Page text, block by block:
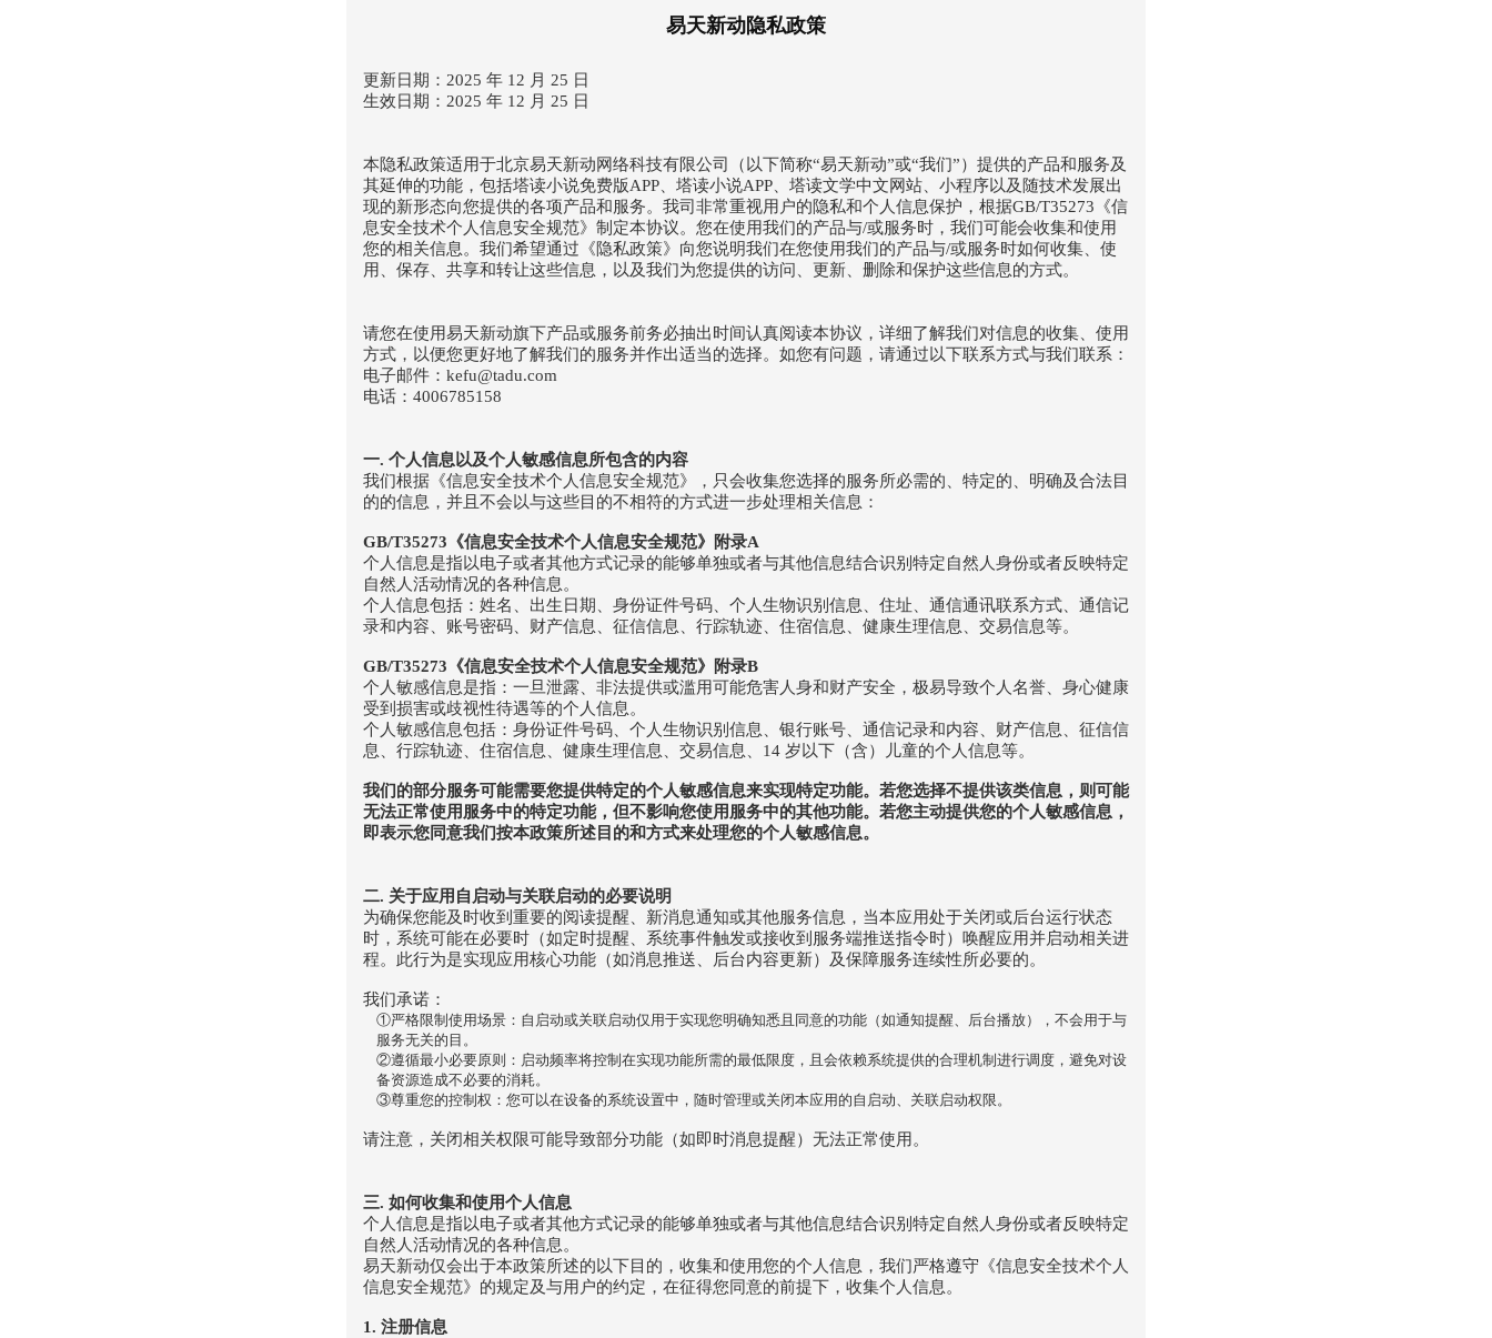
易天新动隐私政策
更新日期：2025 年 12 月 25 日
生效日期：2025 年 12 月 25 日
本隐私政策适用于北京易天新动网络科技有限公司（以下简称“易天新动”或“我们”）提供的产品和服务及
其延伸的功能，包括塔读小说免费版APP、塔读小说APP、塔读文学中文网站、小程序以及随技术发展出
现的新形态向您提供的各项产品和服务。我司非常重视用户的隐私和个人信息保护，根据GB/T35273《信
息安全技术个人信息安全规范》制定本协议。您在使用我们的产品与/或服务时，我们可能会收集和使用
您的相关信息。我们希望通过《隐私政策》向您说明我们在您使用我们的产品与/或服务时如何收集、使
用、保存、共享和转让这些信息，以及我们为您提供的访问、更新、删除和保护这些信息的方式。
请您在使用易天新动旗下产品或服务前务必抽出时间认真阅读本协议，详细了解我们对信息的收集、使用
方式，以便您更好地了解我们的服务并作出适当的选择。如您有问题，请通过以下联系方式与我们联系：
电子邮件：kefu@tadu.com
电话：4006785158
一. 个人信息以及个人敏感信息所包含的内容
我们根据《信息安全技术个人信息安全规范》，只会收集您选择的服务所必需的、特定的、明确及合法目
的的信息，并且不会以与这些目的不相符的方式进一步处理相关信息：
GB/T35273《信息安全技术个人信息安全规范》附录A
个人信息是指以电子或者其他方式记录的能够单独或者与其他信息结合识别特定自然人身份或者反映特定
自然人活动情况的各种信息。
个人信息包括：姓名、出生日期、身份证件号码、个人生物识别信息、住址、通信通讯联系方式、通信记
录和内容、账号密码、财产信息、征信信息、行踪轨迹、住宿信息、健康生理信息、交易信息等。
GB/T35273《信息安全技术个人信息安全规范》附录B
个人敏感信息是指：一旦泄露、非法提供或滥用可能危害人身和财产安全，极易导致个人名誉、身心健康
受到损害或歧视性待遇等的个人信息。
个人敏感信息包括：身份证件号码、个人生物识别信息、银行账号、通信记录和内容、财产信息、征信信
息、行踪轨迹、住宿信息、健康生理信息、交易信息、14 岁以下（含）儿童的个人信息等。
我们的部分服务可能需要您提供特定的个人敏感信息来实现特定功能。若您选择不提供该类信息，则可能
无法正常使用服务中的特定功能，但不影响您使用服务中的其他功能。若您主动提供您的个人敏感信息，
即表示您同意我们按本政策所述目的和方式来处理您的个人敏感信息。
二. 关于应用自启动与关联启动的必要说明
为确保您能及时收到重要的阅读提醒、新消息通知或其他服务信息，当本应用处于关闭或后台运行状态
时，系统可能在必要时（如定时提醒、系统事件触发或接收到服务端推送指令时）唤醒应用并启动相关进
程。此行为是实现应用核心功能（如消息推送、后台内容更新）及保障服务连续性所必要的。
我们承诺：
①严格限制使用场景：自启动或关联启动仅用于实现您明确知悉且同意的功能（如通知提醒、后台播放），不会用于与
服务无关的目。
②遵循最小必要原则：启动频率将控制在实现功能所需的最低限度，且会依赖系统提供的合理机制进行调度，避免对设
备资源造成不必要的消耗。
③尊重您的控制权：您可以在设备的系统设置中，随时管理或关闭本应用的自启动、关联启动权限。
请注意，关闭相关权限可能导致部分功能（如即时消息提醒）无法正常使用。
三. 如何收集和使用个人信息
个人信息是指以电子或者其他方式记录的能够单独或者与其他信息结合识别特定自然人身份或者反映特定
自然人活动情况的各种信息。
易天新动仅会出于本政策所述的以下目的，收集和使用您的个人信息，我们严格遵守《信息安全技术个人
信息安全规范》的规定及与用户的约定，在征得您同意的前提下，收集个人信息。
1. 注册信息